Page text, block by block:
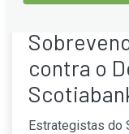
contra o
Estrategistas do